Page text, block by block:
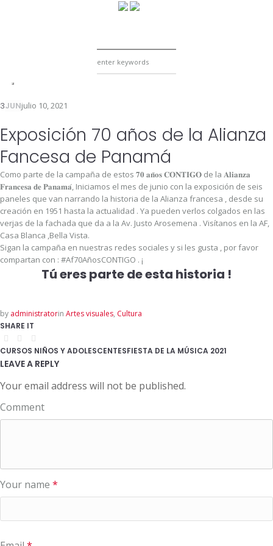
3JUNjulio 10, 2021
Exposición 70 años de la Alianza
Fancesa de Panamá
Como parte de la campaña de estos 𝟕𝟎 𝐚𝐧̃𝐨𝐬 𝐂𝐎𝐍𝐓𝐈𝐆𝐎 de la 𝐀𝐥𝐢𝐚𝐧𝐳𝐚
𝐅𝐫𝐚𝐧𝐜𝐞𝐬𝐚 𝐝𝐞 𝐏𝐚𝐧𝐚𝐦𝐚́, Iniciamos el mes de junio con la exposición de seis
paneles que van narrando la historia de la Alianza francesa , desde su
creación en 1951 hasta la actualidad . Ya pueden verlos colgados en las
verjas de la fachada que da a la Av. Justo Arosemena . Visítanos en la AF,
Casa Blanca ,Bella Vista.
Sigan la campaña en nuestras redes sociales y si les gusta , por favor
compartan con : #Af70AñosCONTIGO . ¡
Tú eres parte de esta historia !
by administratorin Artes visuales, Cultura
SHARE IT
CURSOS NIÑOS Y ADOLESCENTESFIESTA DE LA MÚSICA 2021
LEAVE A REPLY
Your email address will not be published.
Comment
Your name *